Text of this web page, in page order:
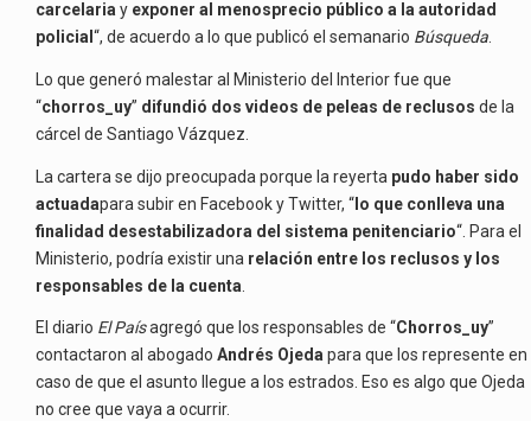
carcelaria y exponer al menosprecio público a la autoridad
policial “, de acuerdo a lo que publicó el semanario Búsqueda
Lo que generó malestar al Ministerio del Interior fue que
“chorros_uy” difundió dos videos de peleas de reclusos de la
cárcel de Santiago Vázquez.
La cartera se dijo preocupada porque la reyerta pudo haber sido
actuadapara subir en Facebook y Twitter, “ lo que conlleva una
finalidad desestabilizadora del sistema penitenciario“. Para el
Ministerio, podría existir una relación entre los reclusos y los
responsables de la cuenta
El diario El Paísagregó que los responsables de “Chorros_uy”
contactaron al abogado Andrés Ojedapara que los represente en
caso de que el asunto llegue a los estrados. Eso es algo que Ojeda
no cree que vaya a ocurrir.